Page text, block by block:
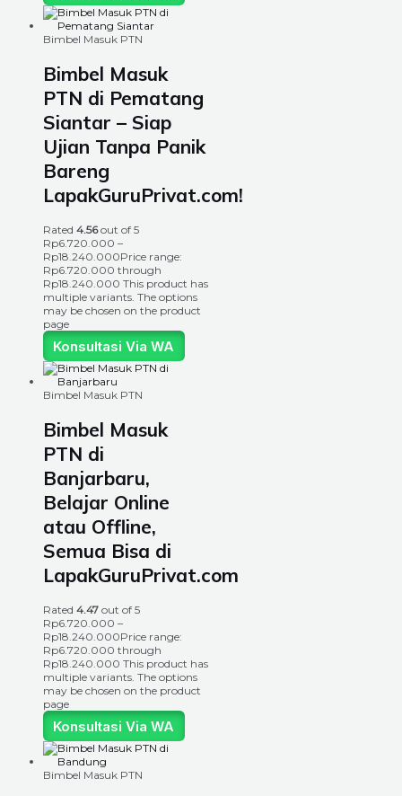
Bimbel Masuk PTN
Bimbel Masuk
PTN di Pematang
Siantar – Siap
Ujian Tanpa Panik
Bareng
LapakGuruPrivat.com!
Rated 4.56out of 5
Rp6.720.000 –
Rp18.240.000Price range:
Rp6.720.000 through
Rp18.240.000 This product has
multiple variants. The options
may be chosen on the product
page
Konsultasi Via WA
Bimbel Masuk PTN
Bimbel Masuk
PTN di
Banjarbaru,
Belajar Online
atau Offline,
Semua Bisa di
LapakGuruPrivat.com
Rated 4.47 out of 5
Rp6.720.000 –
Rp18.240.000Price range:
Rp6.720.000 through
Rp18.240.000 This product has
multiple variants. The options
may be chosen on the product
page
Konsultasi Via WA
Bimbel Masuk PTN